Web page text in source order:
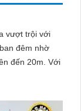
vượt trội với
đêm nhờ
20m. Với